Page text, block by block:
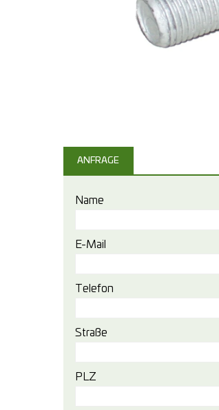
ANFRAGE
Name
E-Mail
Telefon
Straße
PLZ